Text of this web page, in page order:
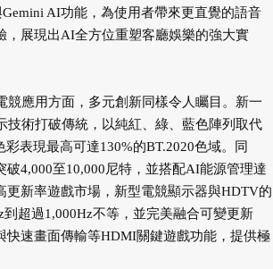
AI功能，為使用者帶來更直覺的語音
，展現出AI全方位重塑客廳娛樂的強大實
應用方面，多元創新同樣令人矚目。新一
技術打破傳統，以純紅、綠、藍色陣列取代
表現最高可達130%的BT.2020色域。同
破4,000至10,000尼特，並搭配AI能源管理達
更新率遊戲市場，新型電競顯示器與HDTV的
超過1,000Hz不等，並完美融合可變更新
快速畫面傳輸等HDMI關鍵遊戲功能，提供極